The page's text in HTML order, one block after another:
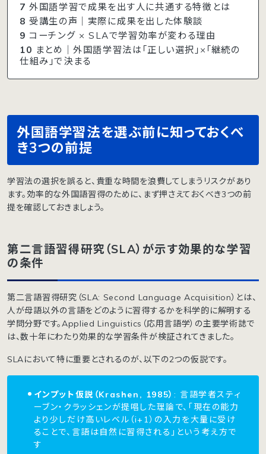
7 外国語学習で成果を出す人に共通する特徴とは
8 受講生の声｜実際に成果を出した体験談
9 コーチング × SLAで学習効率が変わる理由
10 まとめ｜外国語学習法は「正しい選択」×「継続の
仕組み」で決まる
外国語学習法を選ぶ前に知っておくべ
き3つの前提
学習法の選択を誤ると、貴重な時間を浪費してしまうリスクがあり
ます。効率的な外国語習得のために、まず押さえておくべき3つの前
提を確認しておきましょう。
第二言語習得研究（SLA）が示す効果的な学習
の条件
第二言語習得研究（SLA: Second Language Acquisition）とは、
人が母語以外の言語をどのように習得するかを科学的に解明する
学問分野です。Applied Linguistics（応用言語学）の主要学術誌で
は、数十年にわたり効果的な学習条件が検証されてきました。
SLAにおいて特に重要とされるのが、以下の2つの仮説です。
インプット仮説（Krashen, 1985） : 言語学者スティ
ーブン・クラッシェンが提唱した理論で、「現在の能力
より少しだけ高いレベル（i+1）の入力を大量に受け
ることで、言語は自然に習得される」という考え方で
す